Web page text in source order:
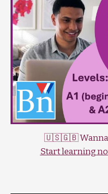
🇺🇸🇬🇧 Wanna
Start learning